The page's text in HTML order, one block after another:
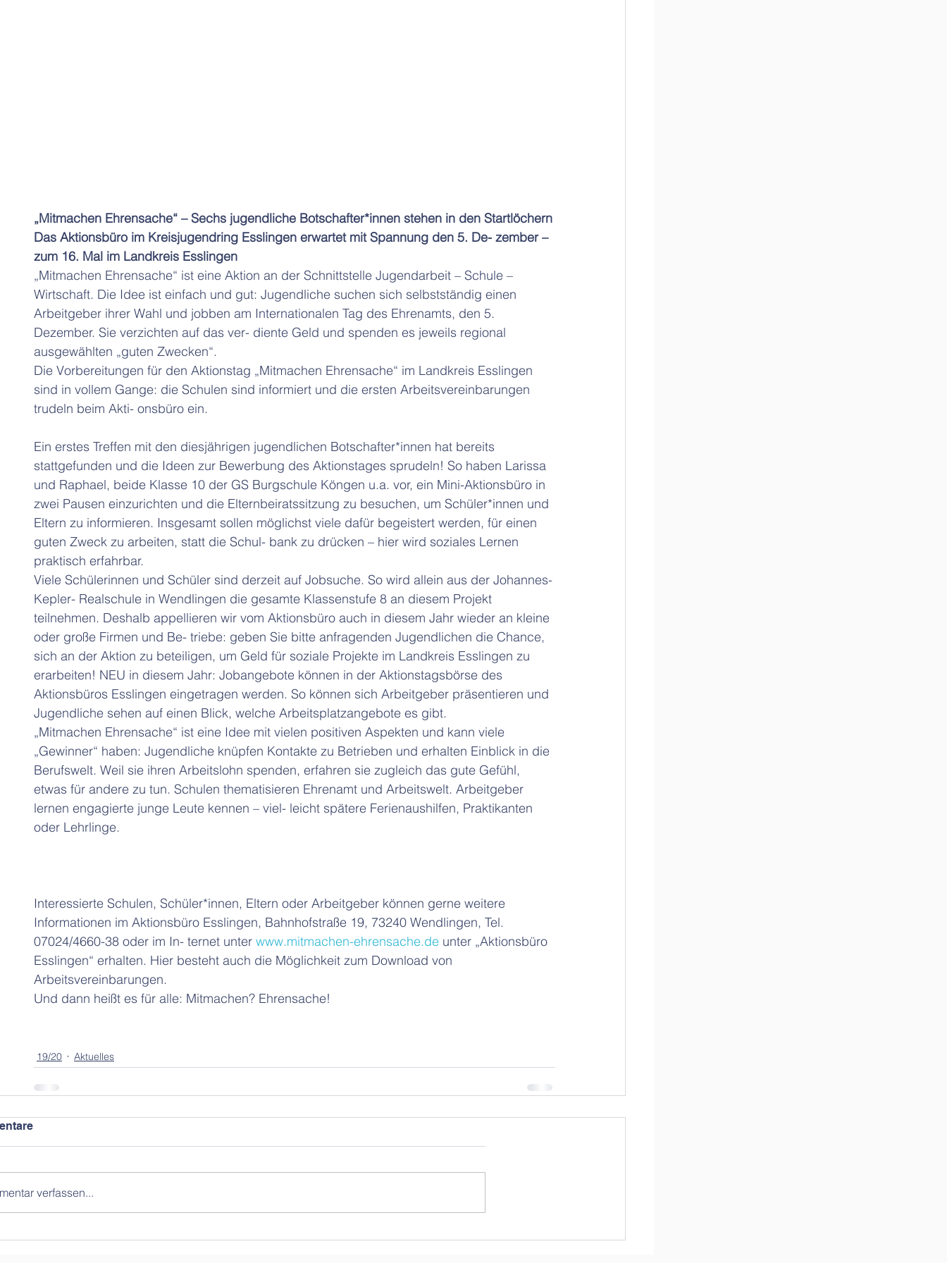
„Mitmachen Ehrensache“ – Sechs jugendliche Botschafter*innen stehen in den Startlöchern
Das Aktionsbüro im Kreisjugendring Esslingen erwartet mit Spannung den 5. De- zember –
zum 16. Mal im Landkreis Esslingen
„Mitmachen Ehrensache“ ist eine Aktion an der Schnittstelle Jugendarbeit – Schule –
Wirtschaft. Die Idee ist einfach und gut: Jugendliche suchen sich selbstständig einen
Arbeitgeber ihrer Wahl und jobben am Internationalen Tag des Ehrenamts, den 5.
Dezember. Sie verzichten auf das ver- diente Geld und spenden es jeweils regional
ausgewählten „guten Zwecken“.
Die Vorbereitungen für den Aktionstag „Mitmachen Ehrensache“ im Landkreis Esslingen
sind in vollem Gange: die Schulen sind informiert und die ersten Arbeitsvereinbarungen
trudeln beim Akti- onsbüro ein.
Ein erstes Treffen mit den diesjährigen jugendlichen Botschafter*innen hat bereits
stattgefunden und die Ideen zur Bewerbung des Aktionstages sprudeln! So haben Larissa
und Raphael, beide Klasse 10 der GS Burgschule Köngen u.a. vor, ein Mini-Aktionsbüro in
zwei Pausen einzurichten und die Elternbeiratssitzung zu besuchen, um Schüler*innen und
Eltern zu informieren. Insgesamt sollen möglichst viele dafür begeistert werden, für einen
guten Zweck zu arbeiten, statt die Schul- bank zu drücken – hier wird soziales Lernen
praktisch erfahrbar.
Viele Schülerinnen und Schüler sind derzeit auf Jobsuche. So wird allein aus der Johannes-
Kepler- Realschule in Wendlingen die gesamte Klassenstufe 8 an diesem Projekt
teilnehmen. Deshalb appellieren wir vom Aktionsbüro auch in diesem Jahr wieder an kleine
oder große Firmen und Be- triebe: geben Sie bitte anfragenden Jugendlichen die Chance,
sich an der Aktion zu beteiligen, um Geld für soziale Projekte im Landkreis Esslingen zu
erarbeiten! NEU in diesem Jahr: Jobangebote können in der Aktionstagsbörse des
Aktionsbüros Esslingen eingetragen werden. So können sich Arbeitgeber präsentieren und
Jugendliche sehen auf einen Blick, welche Arbeitsplatzangebote es gibt.
„Mitmachen Ehrensache“ ist eine Idee mit vielen positiven Aspekten und kann viele
„Gewinner“ haben: Jugendliche knüpfen Kontakte zu Betrieben und erhalten Einblick in die
Berufswelt. Weil sie ihren Arbeitslohn spenden, erfahren sie zugleich das gute Gefühl,
etwas für andere zu tun. Schulen thematisieren Ehrenamt und Arbeitswelt. Arbeitgeber
lernen engagierte junge Leute kennen – viel- leicht spätere Ferienaushilfen, Praktikanten
oder Lehrlinge.
Interessierte Schulen, Schüler*innen, Eltern oder Arbeitgeber können gerne weitere
Informationen im Aktionsbüro Esslingen, Bahnhofstraße 19, 73240 Wendlingen, Tel.
07024/4660-38 oder im In- ternet unter www.mitmachen-ehrensache.de unter „Aktionsbüro
Esslingen“ erhalten. Hier besteht auch die Möglichkeit zum Download von
Arbeitsvereinbarungen.
Und dann heißt es für alle: Mitmachen? Ehrensache!
19/20 Aktuelles
verfassen...